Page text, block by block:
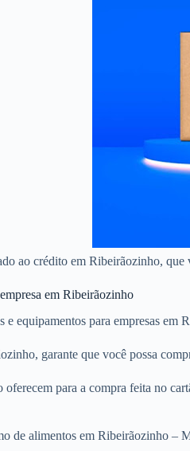
ao crédito em Ribeirãozinho,
em Ribeirãozinho
equipamentos para empresas
garante que você possa
para a compra feita no
de alimentos em Ribeirãozinho